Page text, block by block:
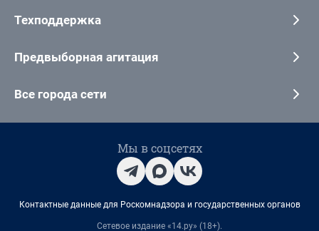
Техподдержка
Предвыборная агитация
Все города сети
Мы в соцсетях
Контактные данные для Роскомнадзора и государственных органов
Сетевое издание «14.ру» (18+).